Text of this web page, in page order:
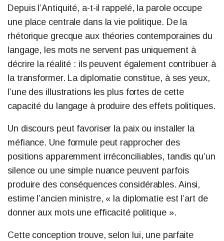
Depuis l’Antiquité, a-t-il rappelé, la parole occupe
une place centrale dans la vie politique. De la
rhétorique grecque aux théories contemporaines du
langage, les mots ne servent pas uniquement à
décrire la réalité : ils peuvent également contribuer à
la transformer. La diplomatie constitue, à ses yeux,
l’une des illustrations les plus fortes de cette
capacité du langage à produire des effets politiques.
Un discours peut favoriser la paix ou installer la
méfiance. Une formule peut rapprocher des
positions apparemment irréconciliables, tandis qu’un
silence ou une simple nuance peuvent parfois
produire des conséquences considérables. Ainsi,
estime l’ancien ministre, « la diplomatie est l’art de
donner aux mots une efficacité politique ».
Cette conception trouve, selon lui, une parfaite